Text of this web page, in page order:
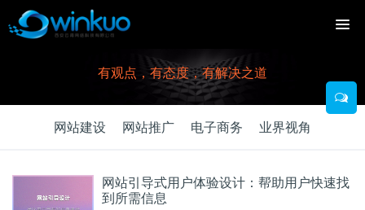
有观点，有态度，有解决之道
网站建设 网站推广 电子商务 业界视角
网站引导式用户体验设计：帮助用户快速找
到所需信息